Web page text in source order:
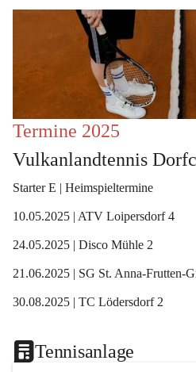
Termine 2025
Vulkanlandtennis
Starter E | Heimspieltermine
10.05.2025 | ATV Loipersdorf 4
24.05.2025 | Disco Mühle 2
21.06.2025 | SG St. Anna-Frutten-
30.08.2025 | TC Lödersdorf 2
Tennisanlage